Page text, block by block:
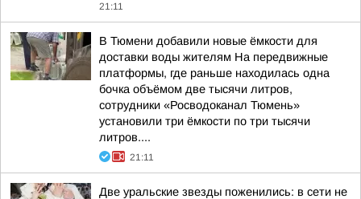
21:11
В Тюмени добавили новые ёмкости для
доставки воды жителям На передвижные
платформы, где раньше находилась одна
бочка объёмом две тысячи литров,
сотрудники «Росводоканал Тюмень»
установили три ёмкости по три тысячи
литров....
21:11
Две уральские звезды поженились: в сети не